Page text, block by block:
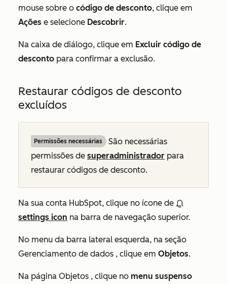
mouse sobre o código de desconto, clique em
Ações e selecione Descobrir.
Na caixa de diálogo, clique em Excluir código de
desconto para confirmar a exclusão.
Restaurar códigos de desconto
excluídos
Permissões necessárias
São necessárias
permissões de superadministrador para
restaurar códigos de desconto.
Na sua conta HubSpot, clique no ícone de
settings icon na barra de navegação superior.
No menu da barra lateral esquerda, na seção
Gerenciamento de dados , clique em Objetos.
Na página Objetos , clique no menu suspenso